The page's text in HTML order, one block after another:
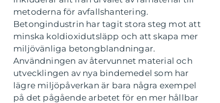
metoderna för avfallshantering.
Betongindustrin har tagit stora steg mot att
minska koldioxidutsläpp och att skapa mer
miljövänliga betongblandningar.
Användningen av återvunnet material och
utvecklingen av nya bindemedel som har
lägre miljöpåverkan är bara några exempel
på det pågående arbetet för en mer hållbar